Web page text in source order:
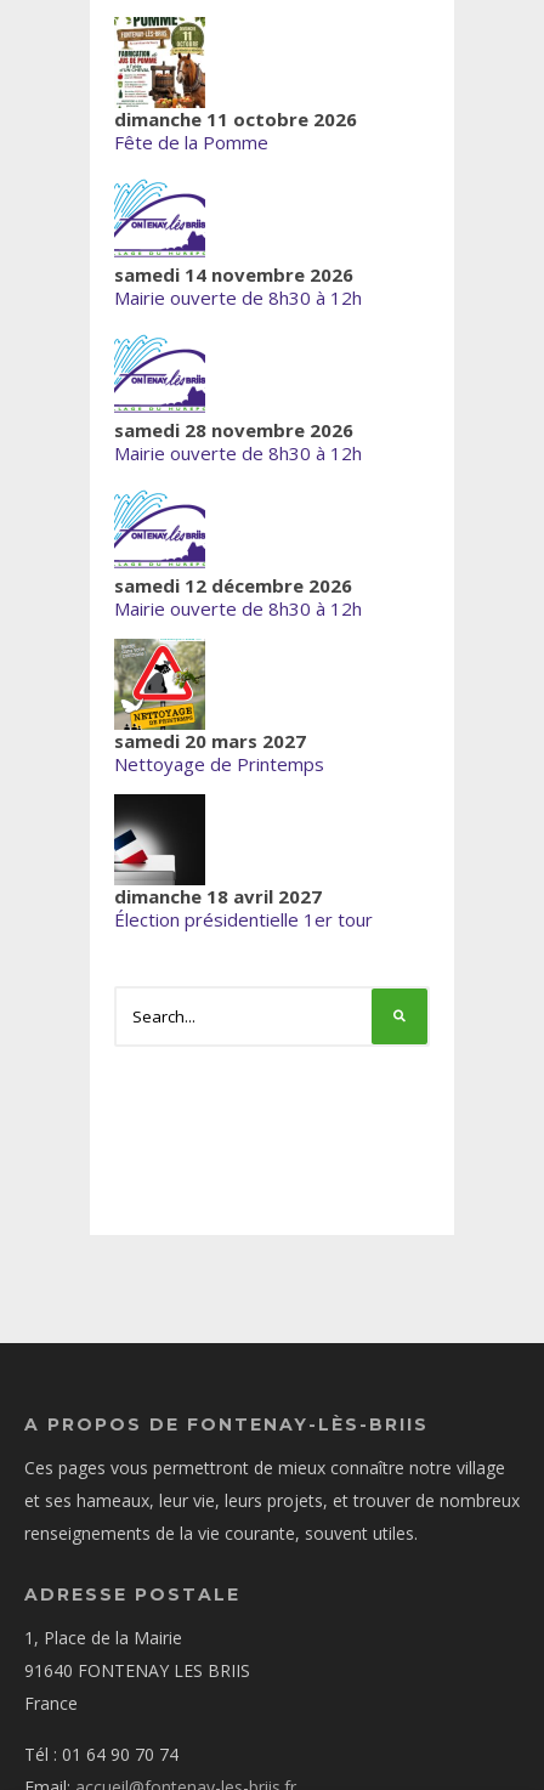
dimanche 11 octobre 2026
Fête de la Pomme
samedi 14 novembre 2026
Mairie ouverte de 8h30 à 12h
samedi 28 novembre 2026
Mairie ouverte de 8h30 à 12h
samedi 12 décembre 2026
Mairie ouverte de 8h30 à 12h
samedi 20 mars 2027
Nettoyage de Printemps
dimanche 18 avril 2027
Élection présidentielle 1er tour
A PROPOS DE FONTENAY-LÈS-BRIIS
Ces pages vous permettront de mieux connaître notre village
et ses hameaux, leur vie, leurs projets, et trouver de nombreux
renseignements de la vie courante, souvent utiles.
ADRESSE POSTALE
1, Place de la Mairie
91640 FONTENAY LES BRIIS
France
Tél : 01 64 90 70 74